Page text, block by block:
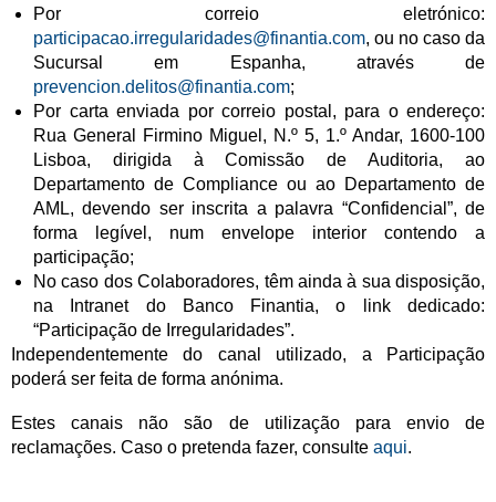
Por correio eletrónico:
participacao.irregularidades@finantia.com, ou no caso da
Sucursal em Espanha, através de
prevencion.delitos@finantia.com;
Por carta enviada por correio postal, para o endereço:
Rua General Firmino Miguel, N.º 5, 1.º Andar, 1600-100
Lisboa, dirigida à Comissão de Auditoria, ao
Departamento de Compliance ou ao Departamento de
AML, devendo ser inscrita a palavra “Confidencial”, de
forma legível, num envelope interior contendo a
participação;
No caso dos Colaboradores, têm ainda à sua disposição,
na Intranet do Banco Finantia, o link dedicado:
“Participação de Irregularidades”.
Independentemente do canal utilizado, a Participação
poderá ser feita de forma anónima.
Estes canais não são de utilização para envio de
reclamações. Caso o pretenda fazer, consulte aqui.